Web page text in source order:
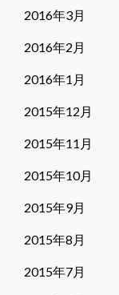
2016年3月
2016年2月
2016年1月
2015年12月
2015年11月
2015年10月
2015年9月
2015年8月
2015年7月